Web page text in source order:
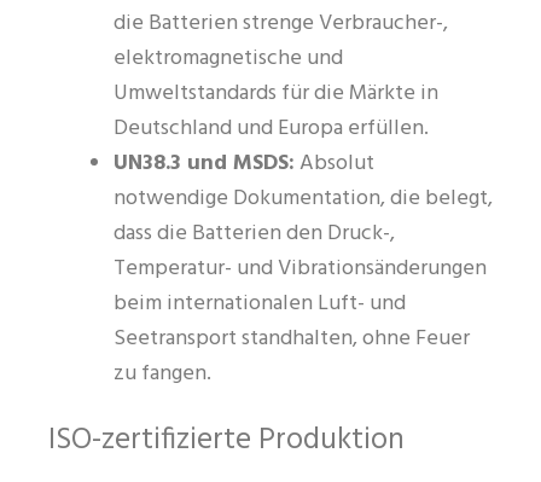
die Batterien strenge Verbraucher-,
elektromagnetische und
Umweltstandards für die Märkte in
Deutschland und Europa erfüllen.
UN38.3 und MSDS:Absolut
notwendige Dokumentation, die belegt,
dass die Batterien den Druck-,
Temperatur- und Vibrationsänderungen
beim internationalen Luft- und
Seetransport standhalten, ohne Feuer
zu fangen.
ISO-zertifizierte Produktion